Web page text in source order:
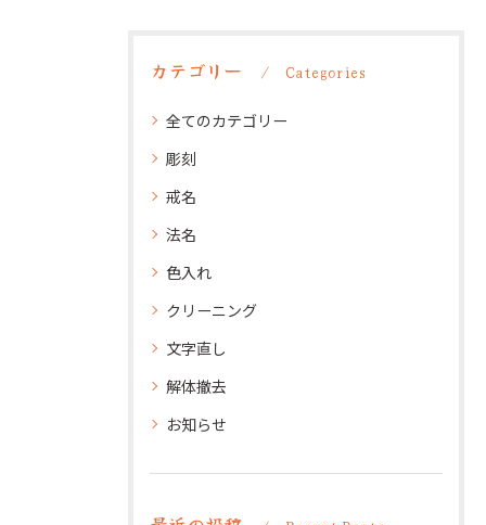
カテゴリー Categories
全てのカテゴリー
彫刻
戒名
法名
色入れ
クリーニング
文字直し
解体撤去
お知らせ